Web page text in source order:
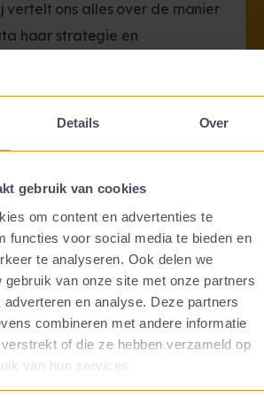
Details Over
gebruik van cookies
om content en advertenties te
functies voor social media te bieden en
te analyseren. Ook delen we
gebruik van onze site met onze partners
en analyse. Deze partners
combineren met andere informatie
of die ze hebben verzameld op
van hun services.
vertelt ons alles over de manier
haar strategie en